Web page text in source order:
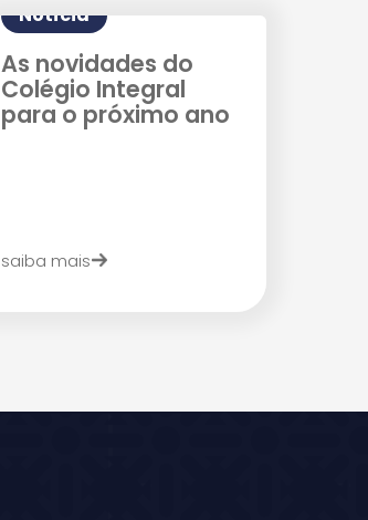
Notícia
As novidades do
Colégio Integral
para o próximo ano
saiba mais